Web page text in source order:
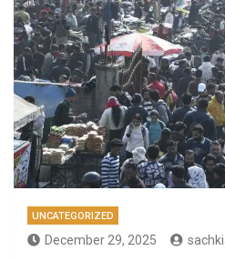
UNCATEGORIZED
December 29, 2025